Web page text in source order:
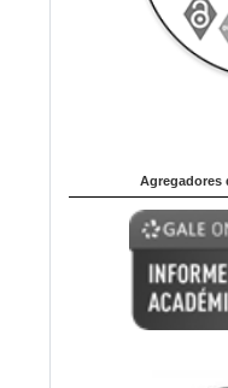
Agregadores